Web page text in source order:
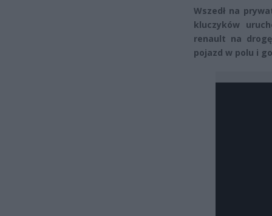
Wszedł na
kluczyków
renault na
pojazd w polu i